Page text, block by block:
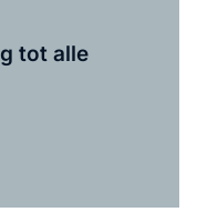
tot alle